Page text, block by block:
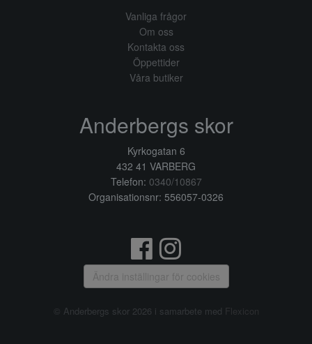
Vanliga frågor
Om oss
Kontakta oss
Öppettider
Våra butiker
Anderbergs skor
Kyrkogatan 6
432 41 VARBERG
Telefon: 0340/10867
Organisationsnr: 556057-0326
Ändra inställingar för cookies
© Anderbergs skor 2026 i samarbete med Flexicon